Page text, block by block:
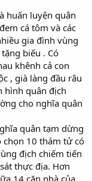
huấn luyện quân
cá tôm và các
gia đình vùng
biếu . Có
khênh cả con
, già làng đầu râu
hình quân địch
cho nghĩa quân
quân tạm dừng
10 thám tử có
địch chiếm tiến
thực địa. Hơn
14 căn nhà của